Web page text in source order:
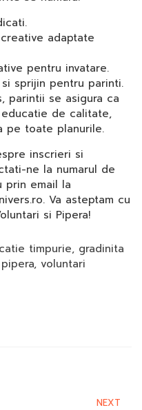
adaptate
pentru invatare.
sprijin pentru parinti.
parintii se asigura ca
de calitate,
pe toate planurile.
inscrieri si
ne la numarul de
prin email la
Va asteptam cu
si Pipera!
timpurie, gradinita
pipera, voluntari
NEXT